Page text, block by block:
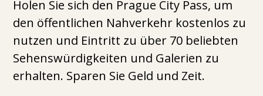
Holen Sie sich den Prague City Pass, um
den öffentlichen Nahverkehr kostenlos zu
nutzen und Eintritt zu über 70 beliebten
Sehenswürdigkeiten und Galerien zu
erhalten. Sparen Sie Geld und Zeit.